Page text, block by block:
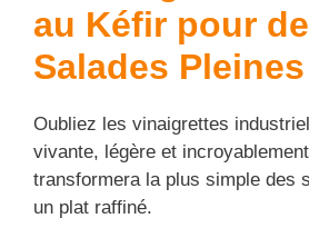
au Kéfir pour
Salades
Oubliez les vinaigrettes
vivante, légère et
transformera la plus simple des
un plat raffiné.